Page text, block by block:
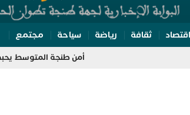
اقتصاد ثقافة رياضة سياحة مجتمع
أمن طنجة المتوسط يحبط تهريب 350 كيلوغرامًا من الشيرا داخل شاحنة للنقل الدولي